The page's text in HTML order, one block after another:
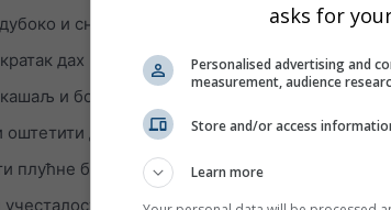
и снажно дисање
дах и бол при дубоком удисају
и бол или гребање у грлу
оштетити дисајне путеве
плућне болести као што су астма, емфизем и
астматичних напада
asks for
Personalised advertising and
measurement, audience
Store and/or access
Learn more